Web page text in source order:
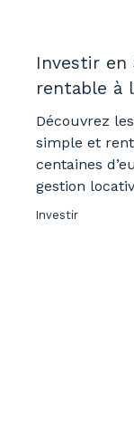
Investir en
rentable à
Découvrez
simple et
centaines
gestion
Investir